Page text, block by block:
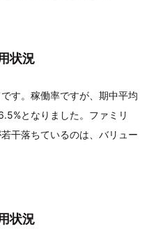
状況
す。稼働率ですが、期中平均
となりました。ファミリ
干落ちているのは、バリュー
状況